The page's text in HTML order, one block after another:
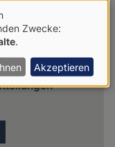
die
Zwecke:
.
Akzeptieren